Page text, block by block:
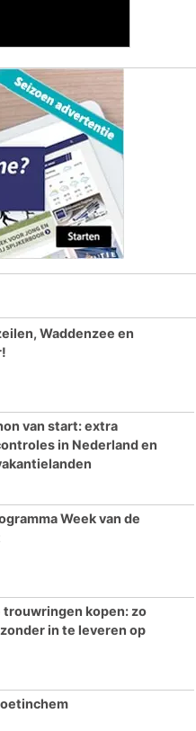
Waddenzee en
van start: extra
in Nederland en
Week van de
trouwringen kopen: zo
in te leveren op